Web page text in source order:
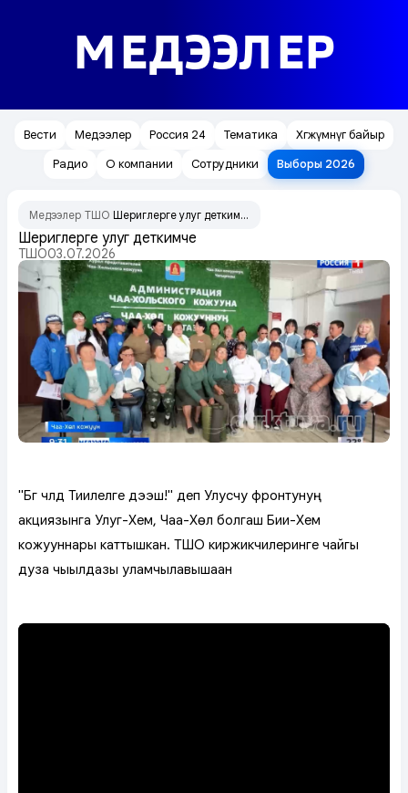
МЕДЭЭЛЕР
Вести Медээлер Россия 24 Тематика
Хөгжүмнүг байыр
Радио
О компании Сотрудники Выборы 2026
Медээлер ТШО Шериглерге улуг деткимче
Шериглерге улуг деткимче
ТШО03.07.2026
"Бүгү чүүлдү Тиилелге дээш!" деп Улусчу фронтунуң
акциязынга Улуг-Хем, Чаа-Хөл болгаш Бии-Хем
кожууннары каттышкан. ТШО киржикчилеринге чайгы
дуза чыылдазы уламчылавышаан